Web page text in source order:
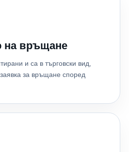
на връщане
и са в търговски вид,
за връщане според